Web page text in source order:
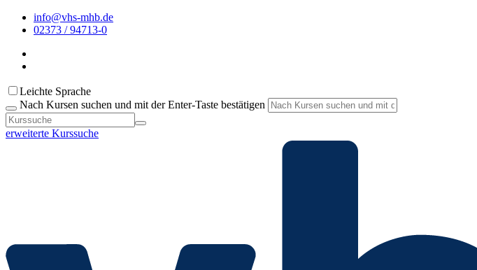
info@vhs-mhb.de
02373 / 94713-0
Leichte Sprache
Nach Kursen suchen und mit der Enter-Taste bestätigen
erweiterte Kurssuche